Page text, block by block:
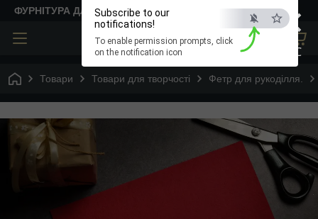
×
ESC
Subscribe to our
notifications!
To enable permission prompts, click
on the notification icon
ФУРНІТУРА ДЛЯ ТВОРЧОСТІ
Товари Товари для творчості Фетр для рукоділля.